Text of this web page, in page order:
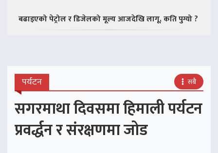
बढाइएको पेट्रोल र डिजेलको मूल्य आजदेखि लागू, कति पुग्यो ?
पर्यटन सबै
सगरमाथा दिवसमा हिमाली पर्यटन
प्रवर्द्धन र संरक्षणमा जोड